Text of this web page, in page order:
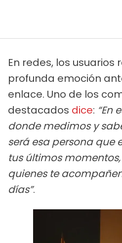
En redes, los
profunda emoción
enlace. Uno de los
destacados dice: “En
donde medimos y
será esa persona que
tus últimos
quienes te
días”.